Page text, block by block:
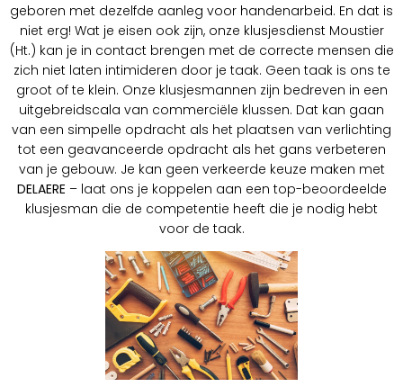
geboren met dezelfde aanleg voor handenarbeid. En dat is
niet erg! Wat je eisen ook zijn, onze klusjesdienst Moustier
(Ht.) kan je in contact brengen met de correcte mensen die
zich niet laten intimideren door je taak. Geen taak is ons te
groot of te klein. Onze klusjesmannen zijn bedreven in een
uitgebreidscala van commerciële klussen. Dat kan gaan
van een simpelle opdracht als het plaatsen van verlichting
tot een geavanceerde opdracht als het gans verbeteren
van je gebouw. Je kan geen verkeerde keuze maken met
DELAERE – laat ons je koppelen aan een top-beoordeelde
klusjesman die de competentie heeft die je nodig hebt
voor de taak.